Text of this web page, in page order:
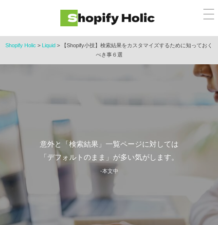
ン
キ
メ
ニ
ー
Shopify Holic > Liquid >
【Shopify小技】検索結果をカスタマイズするために知っておく
べき事６選
意外と「検索結果」一覧ページに対しては
「デフォルトのまま」が多い気がします。
-本文中